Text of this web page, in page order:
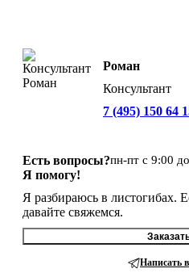
Роман
Консультант
7 (495) 150 64
Есть вопросы?
Я помогу!
пн-пт с 9:00
Я разбираюсь в листогибах.
давайте свяжемся.
Написать